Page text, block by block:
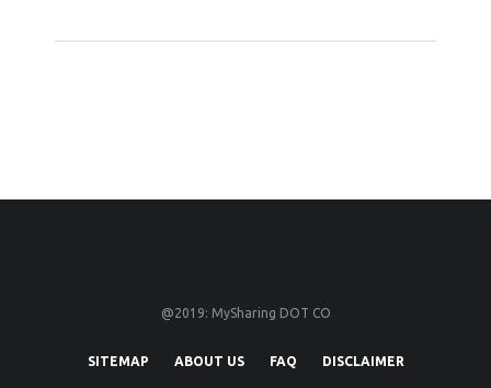
@2019: MySharing DOT CO
SITEMAP ABOUT US FAQ DISCLAIMER